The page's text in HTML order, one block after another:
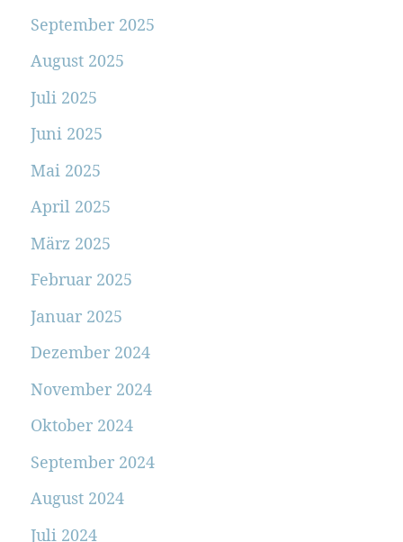
September 2025
August 2025
Juli 2025
Juni 2025
Mai 2025
April 2025
März 2025
Februar 2025
Januar 2025
Dezember 2024
November 2024
Oktober 2024
September 2024
August 2024
Juli 2024